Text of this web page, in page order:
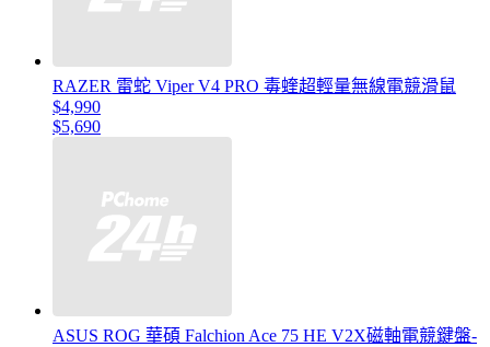
RAZER 雷蛇 Viper V4 PRO 毒蝰超輕量無線電競滑鼠
$4,990
$5,690
ASUS ROG 華碩 Falchion Ace 75 HE V2X磁軸電競鍵盤-